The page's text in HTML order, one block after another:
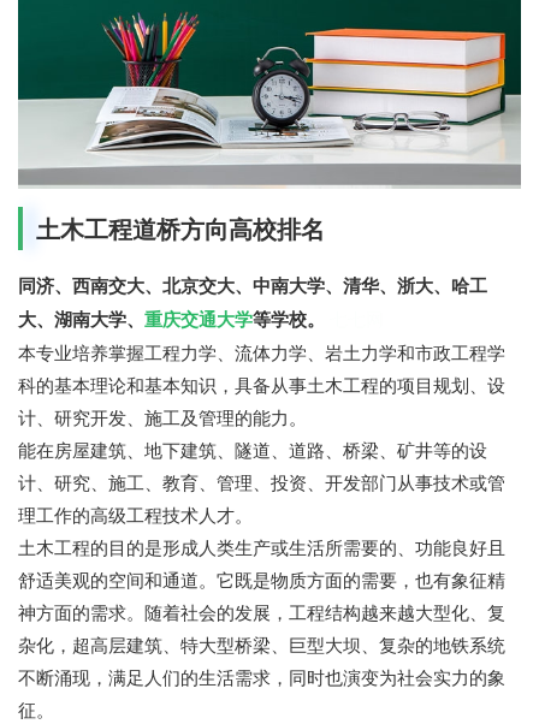
土木工程道桥方向高校排名
同济、西南交大、北京交大、中南大学、清华、浙大、哈工
大、湖南大学、 重庆交通大学等学校。
本专业培养掌握工程力学、流体力学、岩土力学和市政工程学
科的基本理论和基本知识，具备从事土木工程的项目规划、设
计、研究开发、施工及管理的能力。
能在房屋建筑、地下建筑、隧道、道路、桥梁、矿井等的设
计、研究、施工、教育、管理、投资、开发部门从事技术或管
理工作的高级工程技术人才。
土木工程的目的是形成人类生产或生活所需要的、功能良好且
舒适美观的空间和通道。它既是物质方面的需要，也有象征精
神方面的需求。随着社会的发展，工程结构越来越大型化、复
杂化，超高层建筑、特大型桥梁、巨型大坝、复杂的地铁系统
不断涌现，满足人们的生活需求，同时也演变为社会实力的象
征。